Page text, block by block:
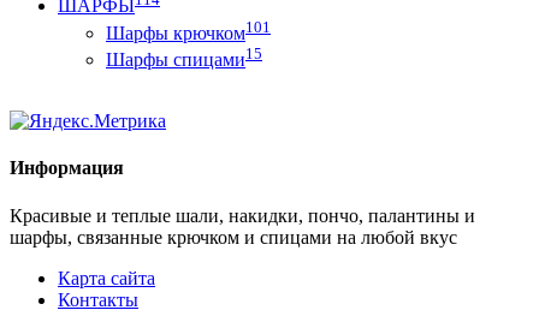
ШАРФЫ
Шарфы крючком101
Шарфы спицами15
Информация
Красивые и теплые шали, накидки, пончо, палантины и
шарфы, связанные крючком и спицами на любой вкус
Карта сайта
Контакты